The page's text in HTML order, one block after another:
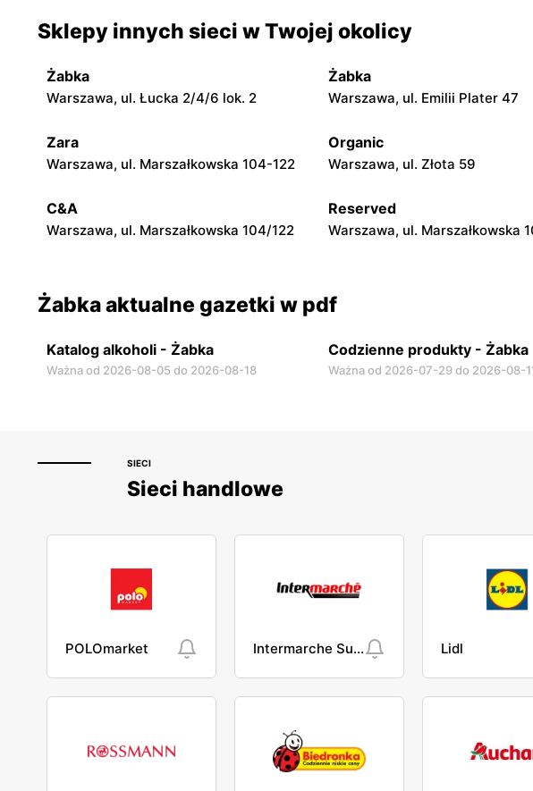
Żabka Żabka
Żabka Żabka
Żabka Żabka
Sklepy innych sieci w Twojej okolicy
Żabka
Warszawa, ul. Łucka 2/4/6 lok. 2
Żabka
Warszawa, ul. Emilii Plater 47
Zara
Warszawa, ul. Marszałkowska 104-122
Organic
Warszawa, ul. Złota 59
C&A
Warszawa, ul. Marszałkowska 104/122
Reserved
Warszawa, ul. Marszałkowska
Żabka aktualne gazetki w pdf
Katalog alkoholi - Żabka
Ważna od 2026-08-05 do 2026-08-18
Codzienne produkty - Żabka
Ważna od 2026-07-29 do 2026-08-
SIECI
Sieci handlowe
POLOmarket Intermarche Super Lidl